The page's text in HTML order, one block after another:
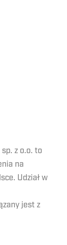
z o.o. to
na
Udział w
jest z